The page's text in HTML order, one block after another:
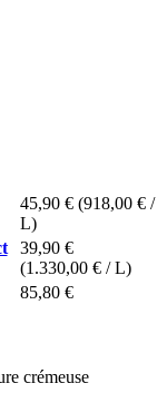
45,90 € (918,00 € /
L)
39,90 €
(1.330,00 € / L)
85,80 €
crémeuse